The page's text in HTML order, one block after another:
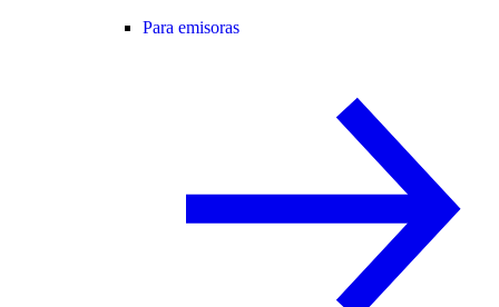
Para emisoras